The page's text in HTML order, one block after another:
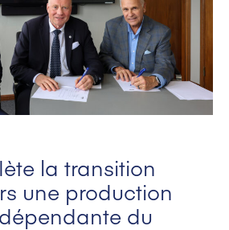
la transition
une production
du